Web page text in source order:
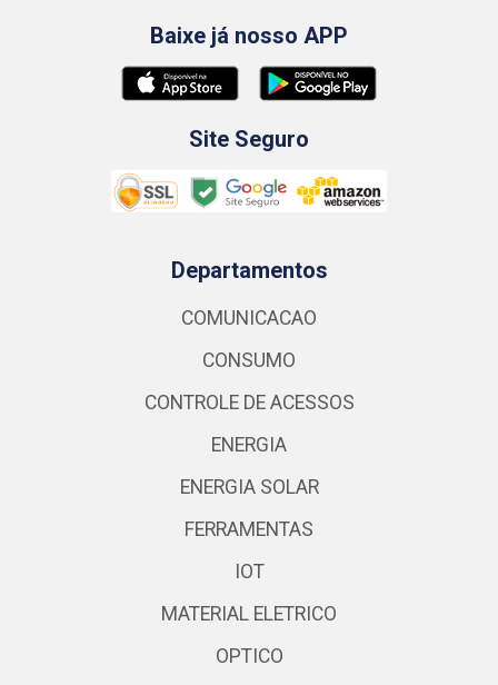
Baixe já nosso APP
Site Seguro
Departamentos
COMUNICACAO
CONSUMO
CONTROLE DE ACESSOS
ENERGIA
ENERGIA SOLAR
FERRAMENTAS
IOT
MATERIAL ELETRICO
OPTICO